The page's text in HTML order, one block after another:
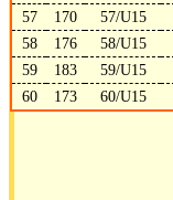
57
170 57/U15
58
176 58/U15
59
183 59/U15
60
173 60/U15